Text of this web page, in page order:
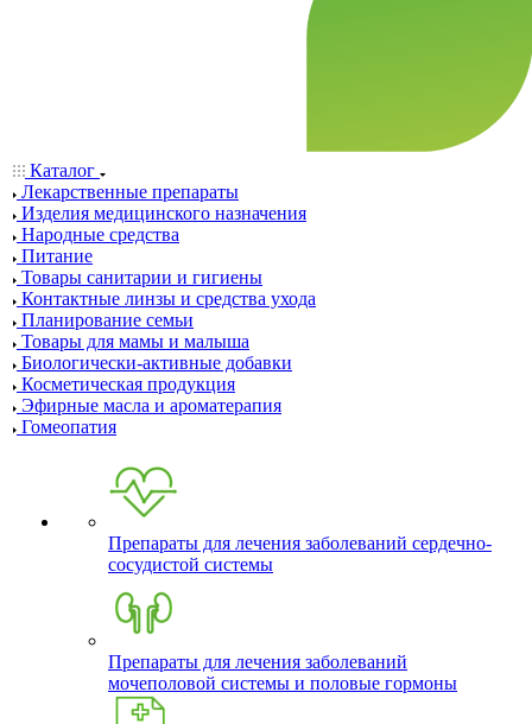
Каталог
Лекарственные препараты
Изделия медицинского назначения
Народные средства
Питание
Товары санитарии и гигиены
Контактные линзы и средства ухода
Планирование семьи
Товары для мамы и малыша
Биологически-активные добавки
Косметическая продукция
Эфирные масла и ароматерапия
Гомеопатия
Препараты для лечения заболеваний сердечно-
сосудистой системы
Препараты для лечения заболеваний
мочеполовой системы и половые гормоны